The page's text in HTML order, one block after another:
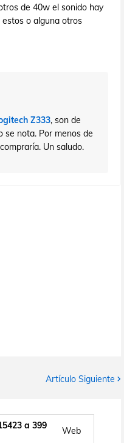
de 40w el sonido hay
o alguna otros
Z333, son de
se nota. Por menos de
Un saludo.
Artículo Siguiente
a 399
Web